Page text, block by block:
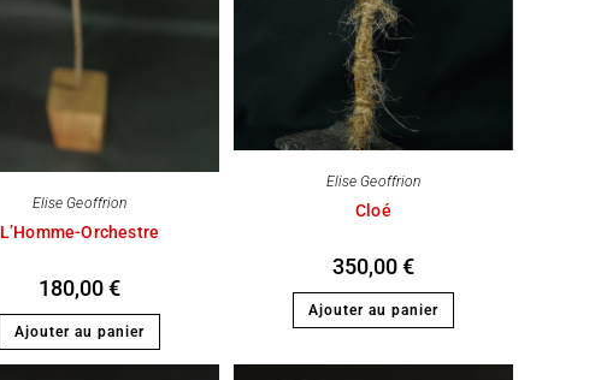
Elise Geoffrion
L’Homme-Orchestre
180,00€
Ajouter au panier
Elise Geoffrion
Cloé
350,00€
Ajouter au panier